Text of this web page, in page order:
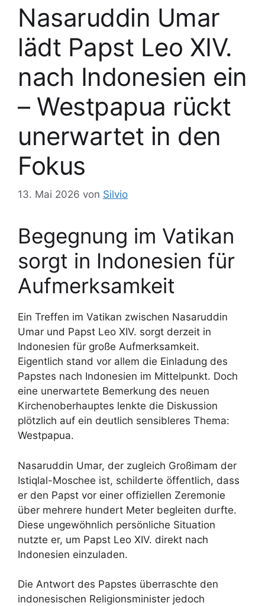
Nasaruddin Umar
lädt Papst Leo XIV.
nach Indonesien ein
– Westpapua rückt
unerwartet in den
Fokus
13. Mai 2026 von Silvio
Begegnung im Vatikan
sorgt in Indonesien für
Aufmerksamkeit
Ein Treffen im Vatikan zwischen Nasaruddin
Umar und Papst Leo XIV. sorgt derzeit in
Indonesien für große Aufmerksamkeit.
Eigentlich stand vor allem die Einladung des
Papstes nach Indonesien im Mittelpunkt. Doch
eine unerwartete Bemerkung des neuen
Kirchenoberhauptes lenkte die Diskussion
plötzlich auf ein deutlich sensibleres Thema:
Westpapua.
Nasaruddin Umar, der zugleich Großimam der
Istiqlal-Moschee ist, schilderte öffentlich, dass
er den Papst vor einer offiziellen Zeremonie
über mehrere hundert Meter begleiten durfte.
Diese ungewöhnlich persönliche Situation
nutzte er, um Papst Leo XIV. direkt nach
Indonesien einzuladen.
Die Antwort des Papstes überraschte den
indonesischen Religionsminister jedoch